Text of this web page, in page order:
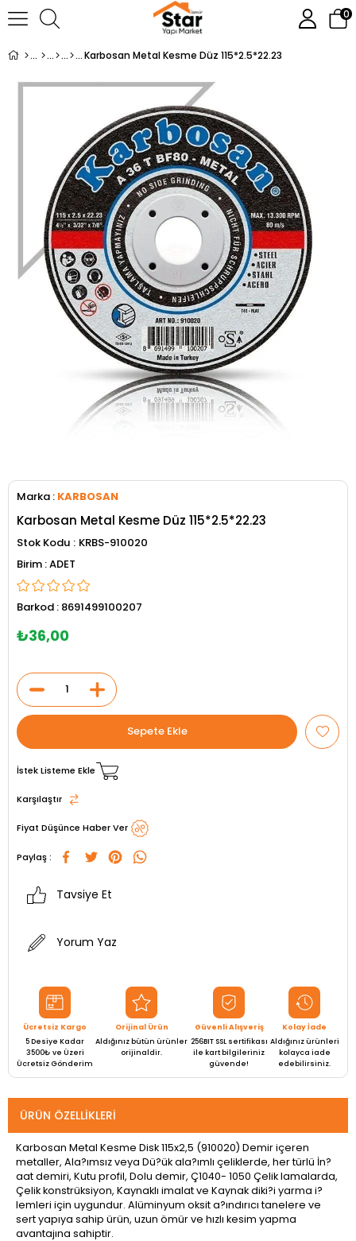
0
Karbosan Metal Kesme Düz 115*2.5*22.23
Marka : KARBOSAN
Karbosan Metal Kesme Düz 115*2.5*22.23
Stok Kodu
KRBS-910020
ADET
Barkod : 8691499100207
₺36,00
İstek Listeme Ekle
Karşılaştır
Fiyat Düşünce Haber Ver
Paylaş :
Tavsiye Et
Yorum Yaz
Ücretsiz Kargo
5 Desiye Kadar
3500₺ ve Üzeri
Ücretsiz Gönderim
Orijinal Ürün
Aldığınız bütün ürünler
orijinaldir.
Güvenli Alışveriş
256BIT SSL sertifikası
ile kart bilgileriniz
güvende!
Kolay İade
Aldığınız ürünleri
kolayca iade
edebilirsiniz.
ÜRÜN ÖZELLIKLERI
Karbosan Metal Kesme Disk 115x2,5 (910020) Demir içeren
metaller, Ala?ımsız veya Dü?ük ala?ımlı çeliklerde, her türlü İn?
aat demiri, Kutu profil, Dolu demir, Ç1040- 1050 Çelik lamalarda,
Çelik konstrüksiyon, Kaynaklı imalat ve Kaynak diki?i yarma i?
lemleri için uygundur. Alüminyum oksit a?ındırıcı tanelere ve
sert yapıya sahip ürün, uzun ömür ve hızlı kesim yapma
avantajına sahiptir.